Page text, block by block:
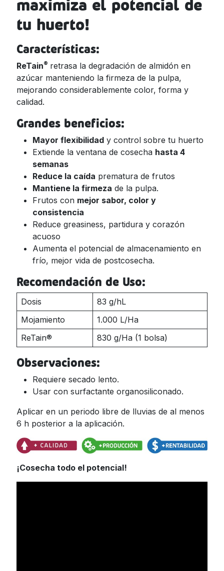
tu huerto!
Características:
ReTain® retrasa la degradación de almidón en
azúcar manteniendo la firmeza de la pulpa,
mejorando considerablemente color, forma y
calidad.
Grandes beneficios:
Mayor flexibilidady control sobre tu huerto
Extiende la ventana de cosecha hasta 4
semanas
Reduce la caída prematura de frutos
Mantiene la firmeza de la pulpa.
Frutos con mejor sabor, color y
consistencia
Reduce greasiness, partidura y corazón
acuoso
Aumenta el potencial de almacenamiento en
frío, mejor vida de postcosecha.
Recomendación de Uso:
Dosis
83 g/hL
Mojamiento
1.000 L/Ha
ReTain®
830 g/Ha (1 bolsa)
Observaciones:
Requiere secado lento.
Usar con surfactante organosiliconado.
Aplicar en un periodo libre de lluvias de al menos
6 h posterior a la aplicación.
¡Cosecha todo el potencial!